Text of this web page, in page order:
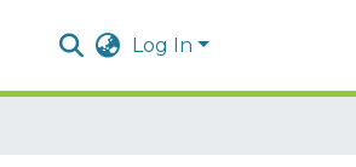
Log In